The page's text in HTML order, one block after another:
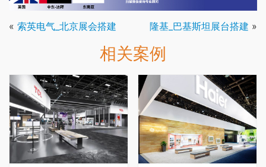
« 索英电气_北京展会搭建 隆基_巴基斯坦展台搭建 »
相关案例